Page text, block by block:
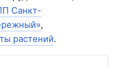
Санкт-
,
растений.